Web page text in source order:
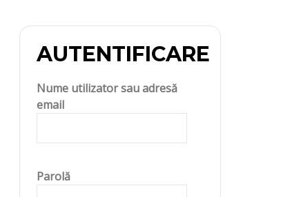
AUTENTIFICARE
Nume utilizator sau adresă
email
Parolă